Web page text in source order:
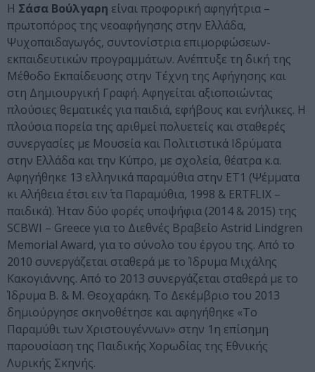
Η Σάσα Βούλγαρη είναι προφορική αφηγήτρια –
πρωτοπόρος της νεοαφήγησης στην Ελλάδα,
Ψυχοπαιδαγωγός, συντονίστρια επιμορφώσεων-
εκπαιδευτικών προγραμμάτων. Ανέπτυξε τη δική της
Μέθοδο Εκπαίδευσης στην Τέχνη της Αφήγησης και
στη Δημιουργική Γραφή. Αφηγείται αξιοποιώντας
πλούσιες θεματικές για παιδιά, εφήβους και ενήλικες. Η
πλούσια πορεία της αριθμεί πολυετείς και σταθερές
συνεργασίες με Μουσεία και Πολιτιστικά Ιδρύματα
στην Ελλάδα και την Κύπρο, με σχολεία, θέατρα κ.α.
Αφηγήθηκε 13 ελληνικά παραμύθια στην ΕΤ1 (Ψέμματα
κι Αλήθεια έτσι ειν΄ τα Παραμύθια, 1998 & ERTFLIX –
παιδικά). Ήταν δύο φορές υποψήφια (2014 & 2015) της
SCBWI – Greece για το Διεθνές Βραβείο Astrid Lindgren
Memorial Award, για το σύνολο του έργου της. Από το
2010 συνεργάζεται σταθερά με το Ίδρυμα Μιχάλης
Κακογιάννης. Από το 2013 συνεργάζεται σταθερά με το
Ίδρυμα Β. & Μ. Θεοχαράκη. Το Δεκέμβριο του 2013
δημιούργησε σκηνοθέτησε και αφηγήθηκε «Το
Παραμύθι των Χριστουγέννων» στην 1η επίσημη
παρουσίαση της Παιδικής Χορωδίας της Εθνικής
Λυρικής Σκηνής.